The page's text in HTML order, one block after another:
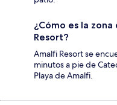
¿Cómo es la
Resort?
Amalfi Resort se
minutos a pie de
Playa de Amalfi.